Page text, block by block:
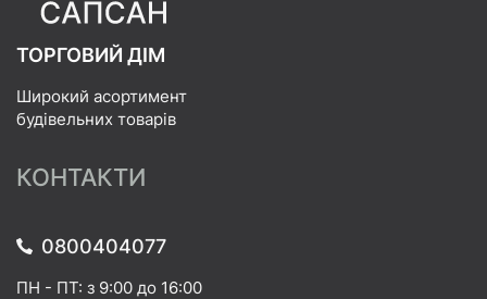
ТОРГОВИЙ ДІМ
Широкий асортимент
будівельних товарів
КОНТАКТИ
0800404077
ПН - ПТ: з 9:00 до 16:00